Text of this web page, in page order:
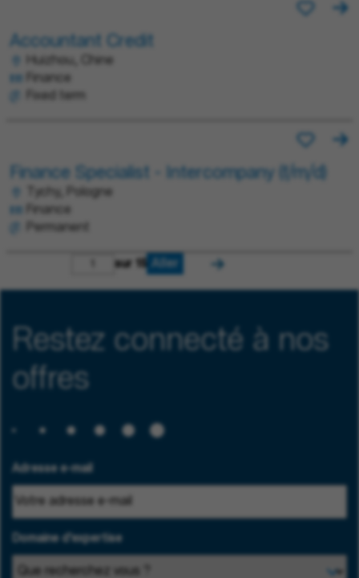
Accountant Credit
Huizhou, Chine
Finance
Fixed term
Finance Specialist - Intercompany (f/m/d)
Tychy, Pologne
Finance
Permanent
sur 15 Aller
Restez connecté à nos
offres
Adresse e-mail
Domaine d'expertise